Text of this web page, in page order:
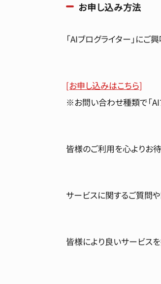
お申し込み方法
「AIブログライター」にご
[お申し込みはこちら]
※お問い合わせ種類で「AI
皆様のご利用を心よりお待
サービスに関するご質問
皆様により良いサービスを